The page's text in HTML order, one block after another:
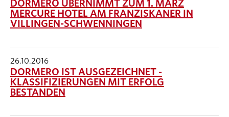
DORMERO ÜBERNIMMT ZUM 1. MÄRZ
MERCURE HOTEL AM FRANZISKANER IN
VILLINGEN-SCHWENNINGEN
26.10.2016
DORMERO IST AUSGEZEICHNET -
KLASSIFIZIERUNGEN MIT ERFOLG
BESTANDEN